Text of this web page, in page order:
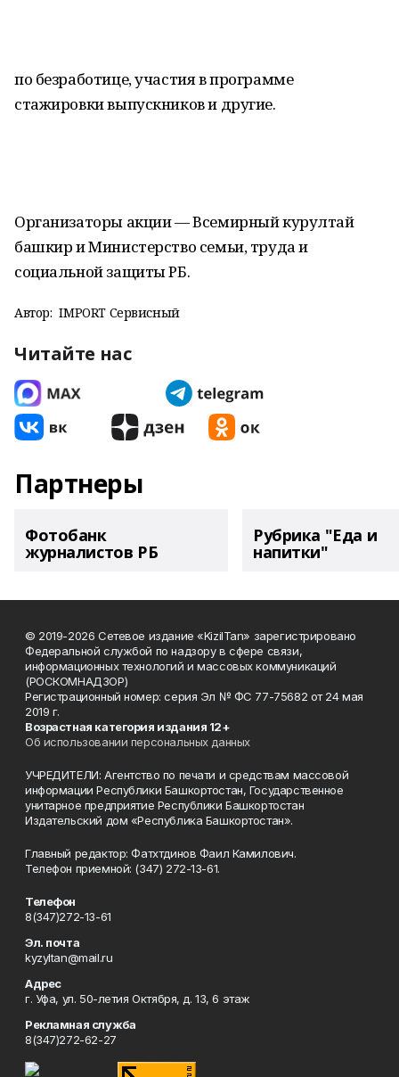
по безработице, участия в программе
стажировки выпускников и другие.
Организаторы акции — Всемирный курултай
башкир и Министерство семьи, труда и
социальной защиты РБ.
Автор: IMPORT Сервисный
Читайте нас
Партнеры
Фотобанк
журналистов РБ
Рубрика "Еда и
напитки"
© 2019-2026 Сетевое издание «KizilTan» зарегистрировано
Федеральной службой по надзору в сфере связи,
информационных технологий и массовых коммуникаций
(РОСКОМНАДЗОР)
Регистрационный номер: серия Эл № ФС 77-75682 от 24 мая
2019 г.
Возрастная категория издания 12+
Об использовании персональных данных
УЧРЕДИТЕЛИ: Агентство по печати и средствам массовой
информации Республики Башкортостан, Государственное
унитарное предприятие Республики Башкортостан
Издательский дом «Республика Башкортостан».
Главный редактор: Фатхтдинов Фаил Камилович.
Телефон приемной: (347) 272-13-61.
Телефон
8(347)272-13-61
Эл. почта
kyzyltan@mail.ru
Адрес
г. Уфа, ул. 50-летия Октября, д. 13, 6 этаж
Рекламная служба
8(347)272-62-27